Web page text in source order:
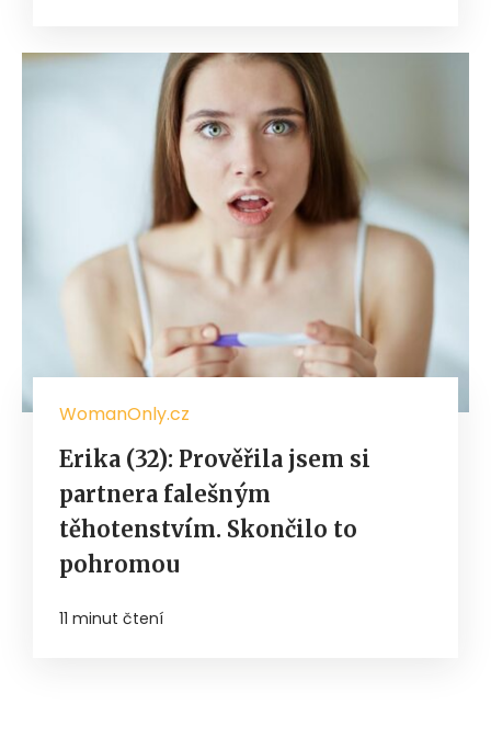
WomanOnly.cz
Erika (32): Prověřila jsem si
partnera falešným
těhotenstvím. Skončilo to
pohromou
11 minut čtení